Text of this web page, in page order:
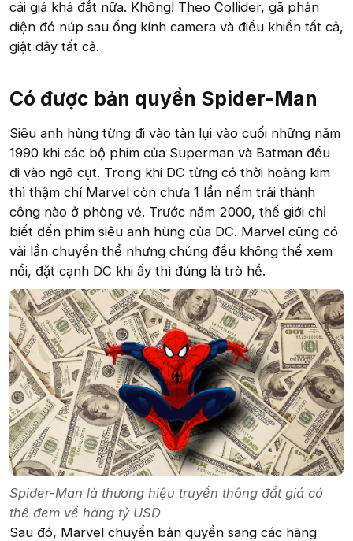
cái giá khá đắt nữa. Không! Theo Collider, gã phản
diện đó núp sau ống kính camera và điều khiển tất cả,
giật dây tất cả.
Có được bản quyền Spider-Man​
Siêu anh hùng từng đi vào tàn lụi vào cuối những năm
1990 khi các bộ phim của Superman và Batman đều
đi vào ngõ cụt. Trong khi DC từng có thời hoàng kim
thì thậm chí Marvel còn chưa 1 lần nếm trải thành
công nào ở phòng vé. Trước năm 2000, thế giới chỉ
biết đến phim siêu anh hùng của DC. Marvel cũng có
vài lần chuyển thể nhưng chúng đều không thể xem
nổi, đặt cạnh DC khi ấy thì đúng là trò hề.
Spider-Man là thương hiệu truyền thông đắt giá có
thể đem về hàng tỷ USD
Sau đó, Marvel chuyển bản quyền sang các hãng